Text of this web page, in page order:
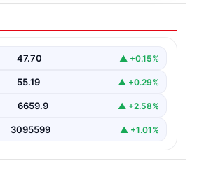
Timindeki Burkay
Gelişmeler ve Arama
sırasında Cumhurbaşkanı
47.70 ▲ +0.15%
55.19 ▲ +0.29%
6659.9 ▲ +2.58%
3095599 ▲ +1.01%